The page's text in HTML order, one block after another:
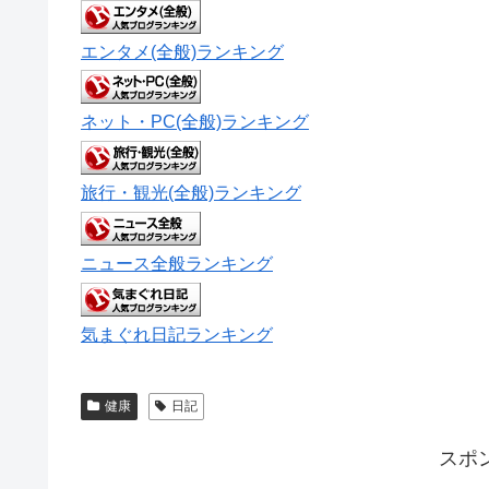
エンタメ(全般)ランキング
ネット・PC(全般)ランキング
旅行・観光(全般)ランキング
ニュース全般ランキング
気まぐれ日記ランキング
健康 日記
スポ